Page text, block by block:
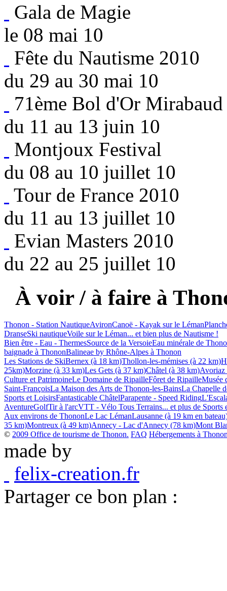
Gala de Magie
le 08 mai 10
Fête du Nautisme 2010
du 29 au 30 mai 10
71ème Bol d'Or Mirabaud
du 11 au 13 juin 10
Montjoux Festival
du 08 au 10 juillet 10
Tour de France 2010
du 11 au 13 juillet 10
Evian Masters 2010
du 22 au 25 juillet 10
À voir / à faire à
Thonon - Station NautiqueAvironCanoë - Kayak sur le Léman
DranseSki nautiqueVoile sur le Léman... et bien plus de Nautisme !
Bien être - Eau - ThermesSource de la VersoieEau minérale de
baignade à ThononBalineae by Rhône-Alpes à Thonon
Les Stations de SkiBernex (à 18 km)Thollon-les-mémises (à 22 km)
25km)Morzine (à 33 km)Les Gets (à 37 km)Châtel (à 38 km)Avoriaz
Culture et PatrimoineLe Domaine de RipailleFôret de RipailleMusée
Saint-FrançoisLa Maison des Arts de Thonon-les-BainsLa Chapelle
Sports et LoisirsFantasticable ChâtelParapente - Speed Riding
AventureGolfTir à l'arcVTT - Vélo Tous Terrains... et plus de Sports
Aux environs de ThononLe Lac LémanLausanne (à 19 km en
35 km)Montreux (à 49 km)Annecy - Lac d'Annecy (78 km)Mont
© 2009 Office de tourisme de Thonon. FAQ Hébergements à
made by
felix-creation.fr
Partager ce bon plan :